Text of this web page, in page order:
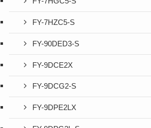
FY-7HZC5-S
FY-90DED3-S
FY-9DCE2X
FY-9DCG2-S
FY-9DPE2LX